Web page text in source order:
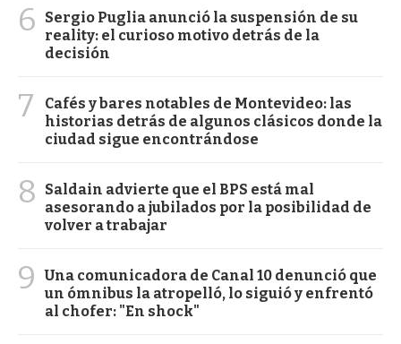
6
Sergio Puglia anunció la suspensión de su
reality: el curioso motivo detrás de la
decisión
7
Cafés y bares notables de Montevideo: las
historias detrás de algunos clásicos donde la
ciudad sigue encontrándose
8
Saldain advierte que el BPS está mal
asesorando a jubilados por la posibilidad de
volver a trabajar
9
Una comunicadora de Canal 10 denunció que
un ómnibus la atropelló, lo siguió y enfrentó
al chofer: "En shock"